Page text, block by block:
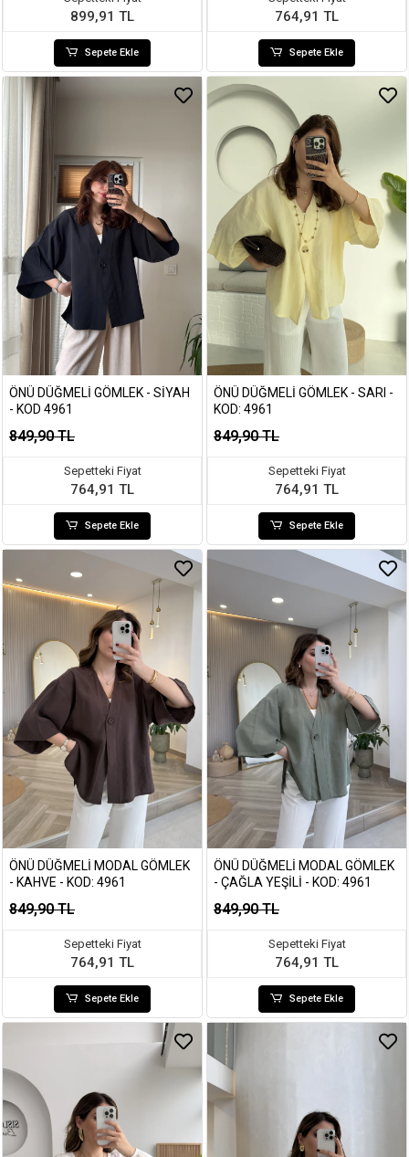
899,91 TL
Sepete Ekle
764,91 TL
Sepete Ekle
ÖNÜ DÜĞMELI GÖMLEK - SIYAH
- KOD 4961
849,90 TL
Sepetteki Fiyat
764,91 TL
Sepete Ekle
ÖNÜ DÜĞMELI GÖMLEK - SARI -
KOD: 4961
849,90 TL
Sepetteki Fiyat
764,91 TL
Sepete Ekle
ÖNÜ DÜĞMELI MODAL GÖMLEK
- KAHVE - KOD: 4961
849,90 TL
Sepetteki Fiyat
764,91 TL
Sepete Ekle
ÖNÜ DÜĞMELI MODAL GÖMLEK
- ÇAĞLA YEŞILI - KOD: 4961
849,90 TL
Sepetteki Fiyat
764,91 TL
Sepete Ekle